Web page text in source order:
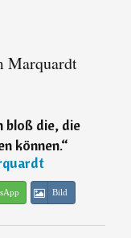
Marquardt
bloß die, die
können.“
Bild